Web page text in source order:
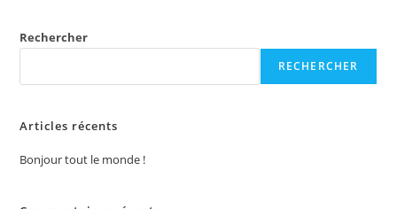
Rechercher
RECHERCHER
Articles récents
Bonjour tout le monde !